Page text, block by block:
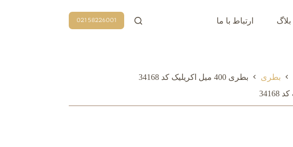
بلاگ ارتباط با ما 58226001 021
بطری
بطری 400 میل اکريليک کد 34168